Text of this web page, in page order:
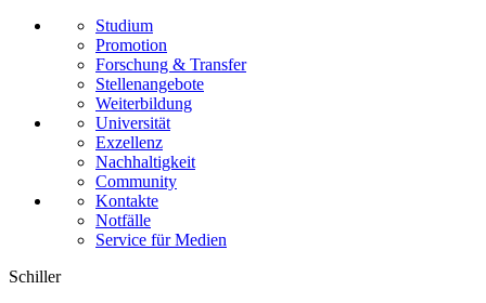
Studium
Promotion
Forschung & Transfer
Stellenangebote
Weiterbildung
Universität
Exzellenz
Nachhaltigkeit
Community
Kontakte
Notfälle
Service für Medien
Schiller